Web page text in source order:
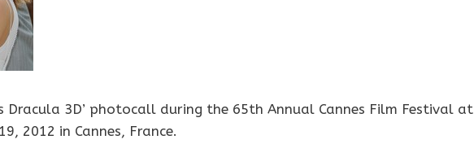
Dracula 3D’ photocall during the 65th Annual Cannes Film Festival at
2012 in Cannes, France.